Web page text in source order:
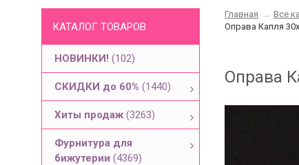
КАТАЛОГ ТОВАРОВ
НОВИНКИ! (102)
СКИДКИ до 60% (1440)
Хиты продаж (3263)
Фурнитура для
бижутерии (4369)
Главная → Все
Оправа Капля
Оправа